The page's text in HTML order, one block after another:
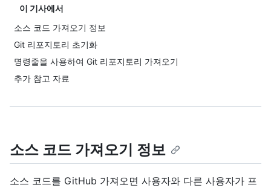
이 기사에서
소스 코드 가져오기 정보
Git 리포지토리 초기화
명령줄을 사용하여 Git 리포지토리 가져오기
추가 참고 자료
소스 코드 가져오기 정보
소스 코드를 GitHub 가져오면 사용자와 다른 사용자가 프